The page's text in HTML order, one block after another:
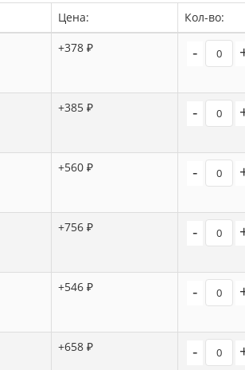
Цена: Кол-во:
+378 ₽ -
+385 ₽ -
+560 ₽ -
+756 ₽ -
+546 ₽ -
+658 ₽ -